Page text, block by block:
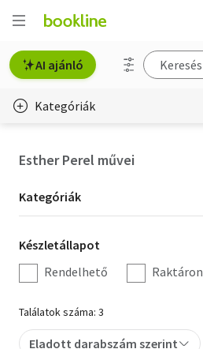
AI ajánló
Kategóriák
Hobbi, szabadidő
Irodalom
Művészet
Esther Perel művei
Kategória
szűrés
Kategóriák
Készletállapot
szűrés
Készletállapot
Rendelhető
Raktáron
Találatok száma: 3
Eladott darabszám szerint